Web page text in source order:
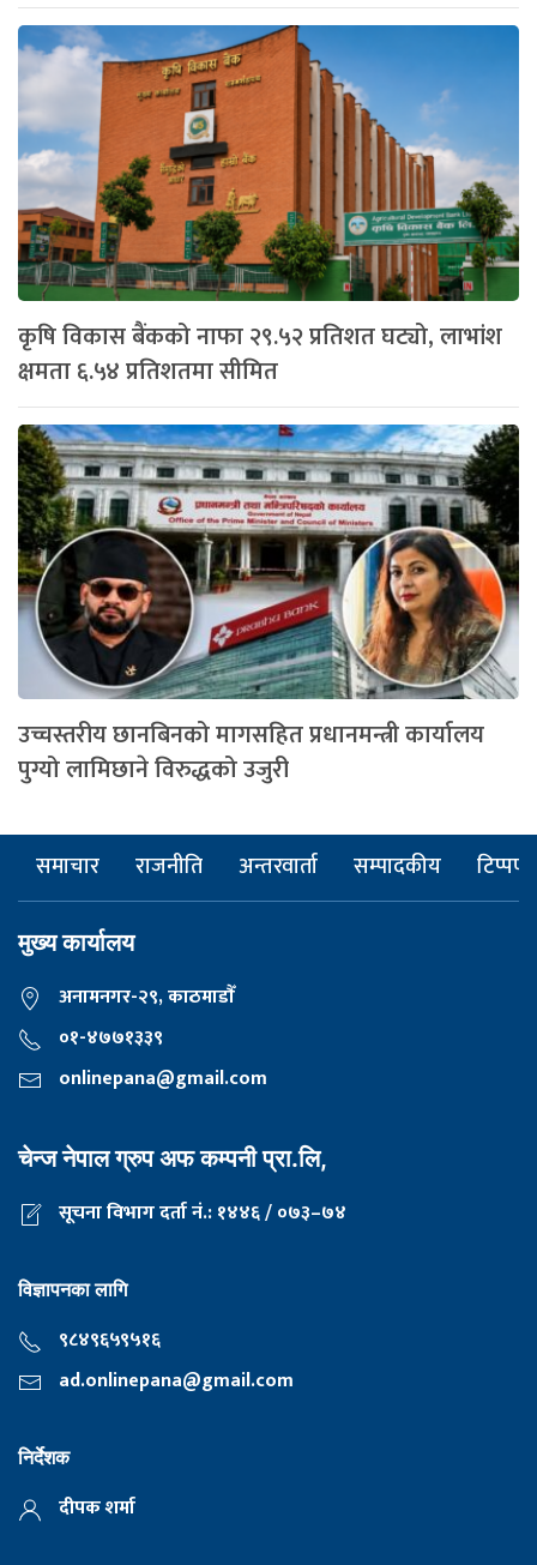
कृषि विकास बैंकको नाफा २९.५२ प्रतिशत घट्यो, लाभांश
क्षमता ६.५४ प्रतिशतमा सीमित
उच्चस्तरीय छानबिनको मागसहित प्रधानमन्त्री कार्यालय
पुग्यो लामिछाने विरुद्धको उजुरी
समाचार राजनीति अन्तरवार्ता सम्पादकीय टिप्पणी
मुख्य कार्यालय
अनामनगर-२९, काठमाडाैँ
०१-४७७१३३९
onlinepana@gmail.com
चेन्ज नेपाल ग्रुप अफ कम्पनी प्रा.लि,
सूचना विभाग दर्ता नं.: १४४६ / ०७३–७४
विज्ञापनका लागि
९८४९६५९५१६
ad.onlinepana@gmail.com
निर्देशक
दीपक शर्मा